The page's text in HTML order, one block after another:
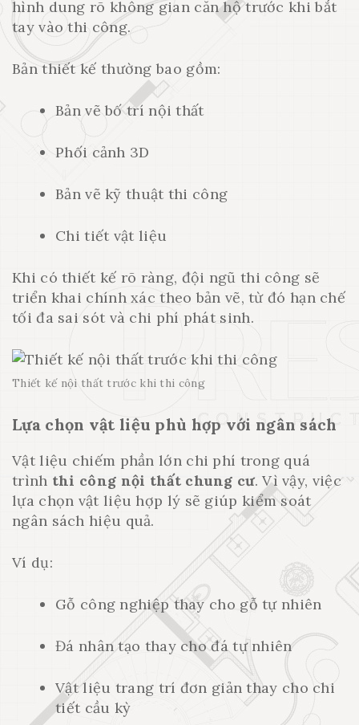
hình dung rõ không gian căn hộ trước khi bắt
tay vào thi công.
Bản thiết kế thường bao gồm:
Bản vẽ bố trí nội thất
Phối cảnh 3D
Bản vẽ kỹ thuật thi công
Chi tiết vật liệu
Khi có thiết kế rõ ràng, đội ngũ thi công sẽ
triển khai chính xác theo bản vẽ, từ đó hạn chế
tối đa sai sót và chi phí phát sinh.
Thiết kế nội thất trước khi thi công
Lựa chọn vật liệu phù hợp với ngân sách
Vật liệu chiếm phần lớn chi phí trong quá
trình thi công nội thất chung cư. Vì vậy, việc
lựa chọn vật liệu hợp lý sẽ giúp kiểm soát
ngân sách hiệu quả.
Ví dụ:
Gỗ công nghiệp thay cho gỗ tự nhiên
Đá nhân tạo thay cho đá tự nhiên
Vật liệu trang trí đơn giản thay cho chi
tiết cầu kỳ